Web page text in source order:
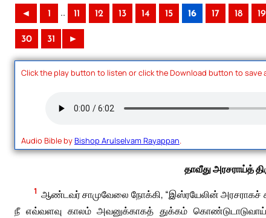
◄ 1 .. 11 12 13 14 15 16 17 18 19
30 31 ►
Click the play button to listen or click the Download button to save
Audio Bible byBishop Arulselvam Rayappan.
தாவீது அரசராய்த்
1 ஆண்டவர் சாமுவேலை நோக்கி, “இஸ்ரயேலின் அரசராகச்
நீ எவ்வளவு காலம் அவனுக்காகத் துக்கம்